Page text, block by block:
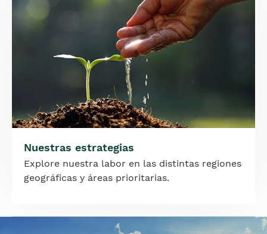
Nuestras estrategias
Explore nuestra labor en las distintas regiones
geográficas y áreas prioritarias.